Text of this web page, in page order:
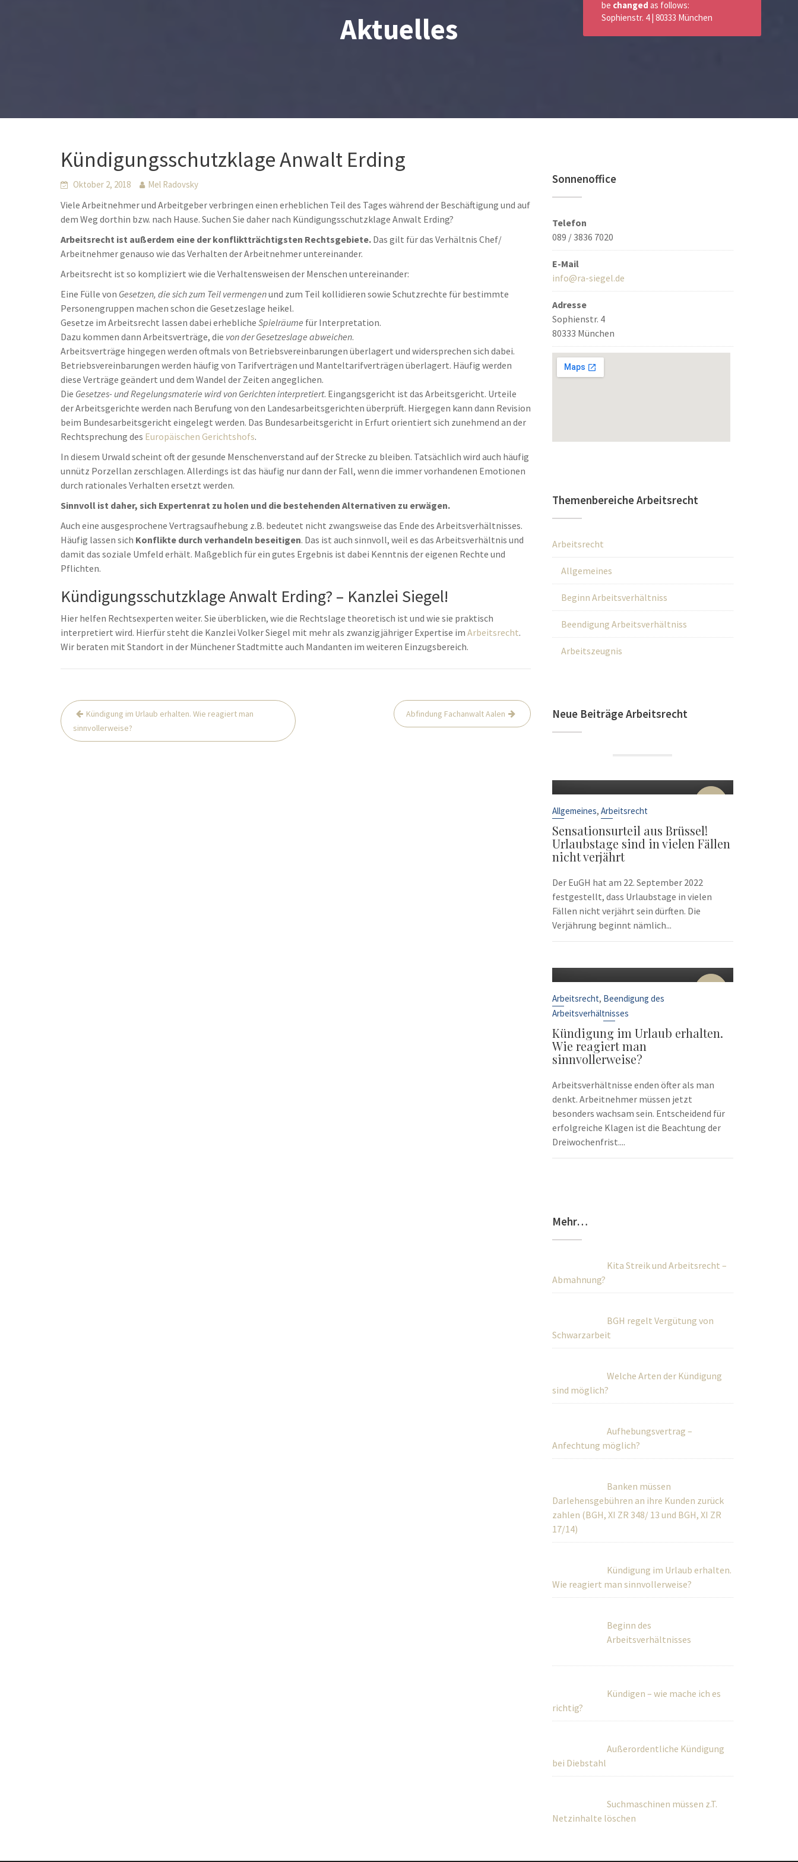
Aktuelles
Kündigungsschutzklage Anwalt Erding
Oktober 2, 2018 Mel Radovsky
Viele Arbeitnehmer und Arbeitgeber verbringen einen erheblichen Teil des Tages während der Beschäftigung und auf
dem Weg dorthin bzw. nach Hause. Suchen Sie daher nach Kündigungsschutzklage Anwalt Erding?
Arbeitsrecht ist außerdem eine der konfliktträchtigsten Rechtsgebiete. Das gilt für das Verhältnis Chef/
Arbeitnehmer genauso wie das Verhalten der Arbeitnehmer untereinander.
Arbeitsrecht ist so kompliziert wie die Verhaltensweisen der Menschen untereinander:
Eine Fülle von Gesetzen, die sich zum Teil vermengenund zum Teil kollidieren sowie Schutzrechte für bestimmte
Personengruppen machen schon die Gesetzeslage heikel.
Gesetze im Arbeitsrecht lassen dabei erhebliche Spielräume für Interpretation.
Dazu kommen dann Arbeitsverträge, die von der Gesetzeslage abweichen.
Arbeitsverträge hingegen werden oftmals von Betriebsvereinbarungen überlagert und widersprechen sich dabei.
Betriebsvereinbarungen werden häufig von Tarifverträgen und Manteltarifverträgen überlagert. Häufig werden
diese Verträge geändert und dem Wandel der Zeiten angeglichen.
Die Gesetzes- und Regelungsmaterie wird von Gerichten interpretiert. Eingangsgericht ist das Arbeitsgericht. Urteile
der Arbeitsgerichte werden nach Berufung von den Landesarbeitsgerichten überprüft. Hiergegen kann dann Revision
beim Bundesarbeitsgericht eingelegt werden. Das Bundesarbeitsgericht in Erfurt orientiert sich zunehmend an der
Rechtsprechung des Europäischen Gerichtshofs.
In diesem Urwald scheint oft der gesunde Menschenverstand auf der Strecke zu bleiben. Tatsächlich wird auch häufig
unnütz Porzellan zerschlagen. Allerdings ist das häufig nur dann der Fall, wenn die immer vorhandenen Emotionen
durch rationales Verhalten ersetzt werden.
Sinnvoll ist daher, sich Expertenrat zu holen und die bestehenden Alternativen zu erwägen.
Auch eine ausgesprochene Vertragsaufhebung z.B. bedeutet nicht zwangsweise das Ende des Arbeitsverhältnisses.
Häufig lassen sich Konflikte durch verhandeln beseitigen. Das ist auch sinnvoll, weil es das Arbeitsverhältnis und
damit das soziale Umfeld erhält. Maßgeblich für ein gutes Ergebnis ist dabei Kenntnis der eigenen Rechte und
Pflichten.
Kündigungsschutzklage Anwalt Erding? – Kanzlei Siegel!
Hier helfen Rechtsexperten weiter. Sie überblicken, wie die Rechtslage theoretisch ist und wie sie praktisch
interpretiert wird. Hierfür steht die Kanzlei Volker Siegel mit mehr als zwanzigjähriger Expertise im Arbeitsrecht.
Wir beraten mit Standort in der Münchener Stadtmitte auch Mandanten im weiteren Einzugsbereich.
Beitrags-
Navigation
Kündigung im Urlaub erhalten. Wie reagiert man
sinnvollerweise?
Abfindung Fachanwalt Aalen
Sonnenoffice
Telefon
089 / 3836 7020
E-Mail
info@ra-siegel.de
Adresse
Sophienstr. 4
80333 München
Themenbereiche Arbeitsrecht
Arbeitsrecht
Allgemeines
Beginn Arbeitsverhältniss
Beendigung Arbeitsverhältniss
Arbeitszeugnis
Neue Beiträge Arbeitsrecht
22
Allgemeines,Arbeitsrecht
Sensationsurteil aus Brüssel!
Urlaubstage sind in vielen Fällen
nicht verjährt
Der EuGH hat am 22. September 2022
festgestellt, dass Urlaubstage in vielen
Fällen nicht verjährt sein dürften. Die
Verjährung beginnt nämlich...
10
Arbeitsrecht, Beendigung des
Arbeitsverhältnisses
Kündigung im Urlaub erhalten.
Wie reagiert man
sinnvollerweise?
Arbeitsverhältnisse enden öfter als man
denkt. Arbeitnehmer müssen jetzt
besonders wachsam sein. Entscheidend für
erfolgreiche Klagen ist die Beachtung der
Dreiwochenfrist....
Mehr…
Kita Streik und Arbeitsrecht –
Abmahnung?
BGH regelt Vergütung von
Schwarzarbeit
Welche Arten der Kündigung
sind möglich?
Aufhebungsvertrag –
Anfechtung möglich?
Banken müssen
Darlehensgebühren an ihre Kunden zurück
zahlen (BGH, XI ZR 348/ 13 und BGH, XI ZR
17/14)
Kündigung im Urlaub erhalten.
Wie reagiert man sinnvollerweise?
Beginn des
Arbeitsverhältnisses
Netzinhalte löschen
be changed as follows:
Sophienstr. 4 | 80333 München